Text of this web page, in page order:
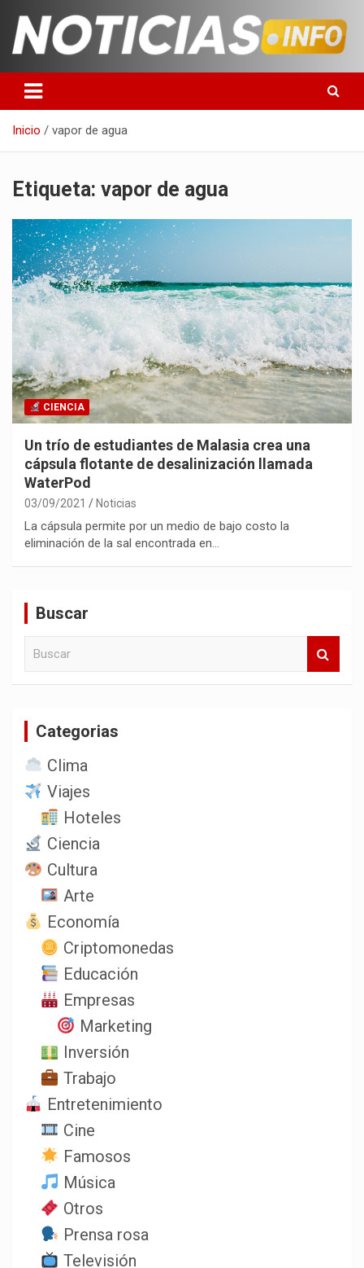
contenido
Noticias en español
Inicio vapor de agua
Etiqueta: vapor de agua
CIENCIA
Un trío de estudiantes de Malasia crea una
cápsula flotante de desalinización llamada
WaterPod
03/09/2021 Noticias
La cápsula permite por un medio de bajo costo la
eliminación de la sal encontrada en…
Buscar
Categorias
Clima
Viajes
Hoteles
Ciencia
Cultura
Arte
Economía
Criptomonedas
Educación
Empresas
Marketing
Inversión
Trabajo
Entretenimiento
Cine
Famosos
Música
Otros
Prensa rosa
Televisión